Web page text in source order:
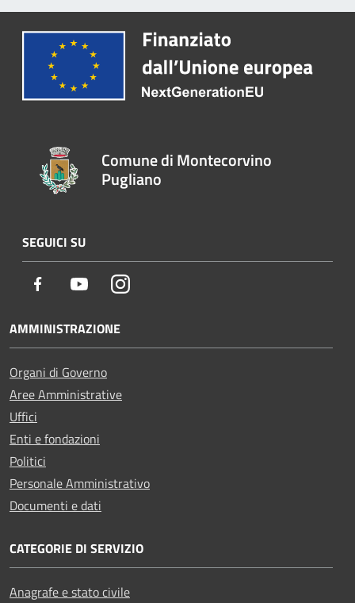
Comune di Montecorvino
Pugliano
SEGUICI SU
Facebook YoutubeInstagram
AMMINISTRAZIONE
Organi di Governo
Aree Amministrative
Uffici
Enti e fondazioni
Politici
Personale Amministrativo
Documenti e dati
CATEGORIE DI SERVIZIO
Anagrafe e stato civile